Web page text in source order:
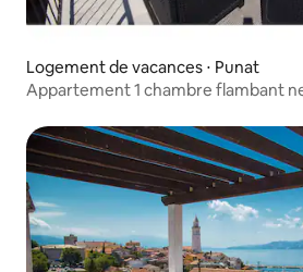
Logement de vacances ⋅ Punat
Appartement 1 chambre flambant